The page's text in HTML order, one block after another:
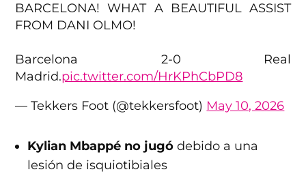
BARCELONA! WHAT A BEAUTIFUL ASSIST
FROM DANI OLMO!
Barcelona 2-0 Real
Madrid.pic.twitter.com/HrKPhCbPD8
— Tekkers Foot (@tekkersfoot) May 10, 2026
Kylian Mbappé no jugódebido a una
lesión de isquiotibiales